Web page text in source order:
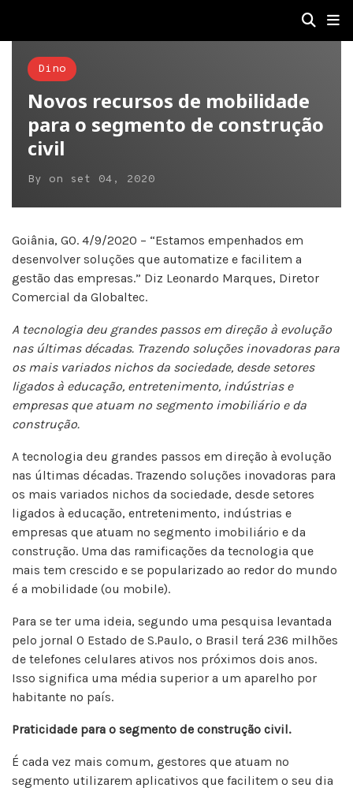
Dino
Novos recursos de mobilidade
para o segmento de construção
civil
By on set 04, 2020
Goiânia, GO. 4/9/2020 – “Estamos empenhados em
desenvolver soluções que automatize e facilitem a
gestão das empresas.” Diz Leonardo Marques, Diretor
Comercial da Globaltec.
A tecnologia deu grandes passos em direção à evolução
nas últimas décadas. Trazendo soluções inovadoras para
os mais variados nichos da sociedade, desde setores
ligados à educação, entretenimento, indústrias e
empresas que atuam no segmento imobiliário e da
construção.
A tecnologia deu grandes passos em direção à evolução
nas últimas décadas. Trazendo soluções inovadoras para
os mais variados nichos da sociedade, desde setores
ligados à educação, entretenimento, indústrias e
empresas que atuam no segmento imobiliário e da
construção. Uma das ramificações da tecnologia que
mais tem crescido e se popularizado ao redor do mundo
é a mobilidade (ou mobile).
Para se ter uma ideia, segundo uma pesquisa levantada
pelo jornal O Estado de S.Paulo, o Brasil terá 236 milhões
de telefones celulares ativos nos próximos dois anos.
Isso significa uma média superior a um aparelho por
habitante no país.
Praticidade para o segmento de construção civil.
É cada vez mais comum, gestores que atuam no
segmento utilizarem aplicativos que facilitem o seu dia